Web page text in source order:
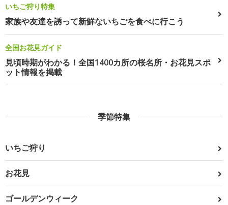
いちご狩り特集
家族や友達を誘って新鮮ないちごを食べに行こう
全国お花見ガイド
見頃時期がわかる！全国1400カ所の桜名所・お花見スポ
ット情報を掲載
季節特集
いちご狩り
お花見
ゴールデンウィーク